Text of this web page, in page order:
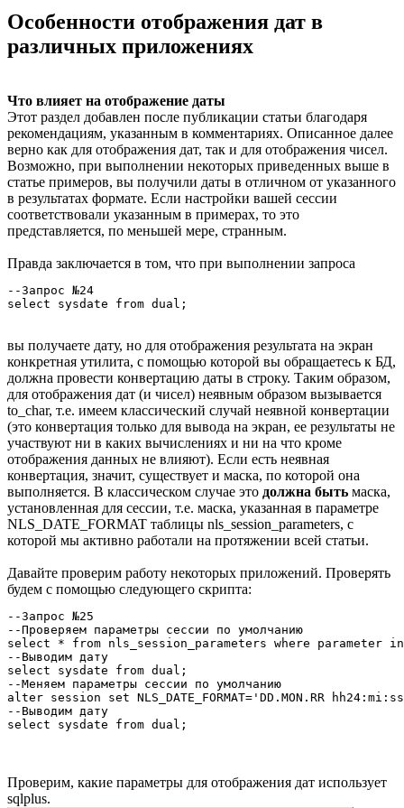
Особенности отображения дат в
различных приложениях
Что влияет на отображение даты
Этот раздел добавлен после публикации статьи благодаря
рекомендациям, указанным в комментариях. Описанное далее
верно как для отображения дат, так и для отображения чисел.
Возможно, при выполнении некоторых приведенных выше в
статье примеров, вы получили даты в отличном от указанного
в результатах формате. Если настройки вашей сессии
соответствовали указанным в примерах, то это
представляется, по меньшей мере, странным.
Правда заключается в том, что при выполнении запроса
--Запрос №24
select sysdate from dual;
вы получаете дату, но для отображения результата на экран
конкретная утилита, с помощью которой вы обращаетесь к БД,
должна провести конвертацию даты в строку. Таким образом,
для отображения дат (и чисел) неявным образом вызывается
to_char, т.е. имеем классический случай неявной конвертации
(это конвертация только для вывода на экран, ее результаты не
участвуют ни в каких вычислениях и ни на что кроме
отображения данных не влияют). Если есть неявная
конвертация, значит, существует и маска, по которой она
выполняется. В классическом случае это должна быть маска,
установленная для сессии, т.е. маска, указанная в параметре
NLS_DATE_FORMAT таблицы nls_session_parameters, с
которой мы активно работали на протяжении всей статьи.
Давайте проверим работу некоторых приложений. Проверять
будем с помощью следующего скрипта:
--Запрос №25
--Проверяем параметры сессии по умолчанию
select * from nls_session_parameters where parameter in
--Выводим дату
select sysdate from dual;
--Меняем параметры сессии по умолчанию
alter session set NLS_DATE_FORMAT='DD.MON.RR
--Выводим дату
select sysdate from dual;
Проверим, какие параметры для отображения дат использует
sqlplus.